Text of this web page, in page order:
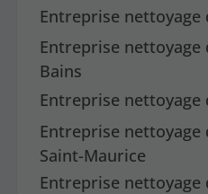
Entreprise
Entreprise
Bains
Entreprise
Entreprise
Saint-Maurice
Entreprise